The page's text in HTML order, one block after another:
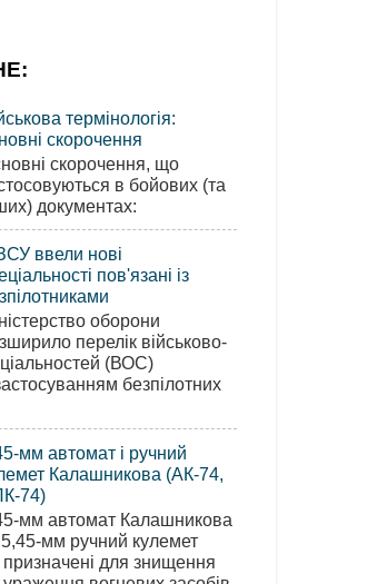
термінологія:
скорочення
скорочення, що
в бойових (та
документах:
ввели нові
пов'язані із
оборони
перелік військово-
(ВОС)
безпілотних
мм автомат і ручний
Калашникова (АК-74,
74)
мм автомат Калашникова
5,45-мм ручний кулемет
для знищення